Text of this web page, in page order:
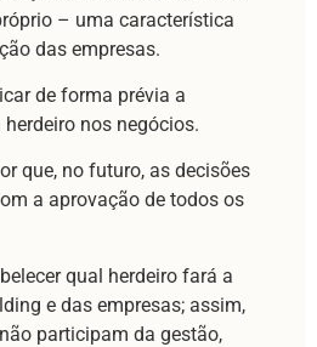
– uma característica
das empresas.
de forma prévia a
nos negócios.
que, no futuro, as decisões
a aprovação de todos os
qual herdeiro fará a
e das empresas; assim,
participam da gestão,